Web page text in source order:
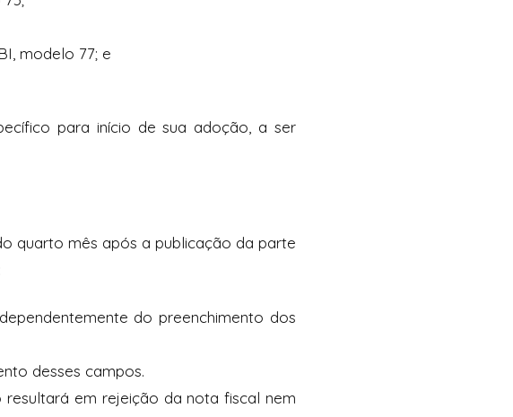
modelo 77; e
para início de sua adoção, a ser
quarto mês após a publicação da parte
do preenchimento dos
desses campos.
em rejeição da nota fiscal nem